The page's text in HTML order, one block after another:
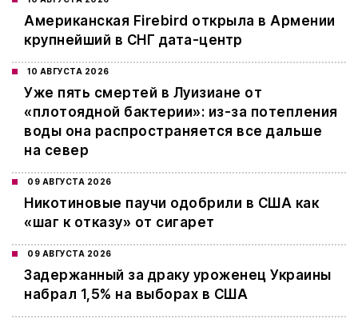
Американская Firebird открыла в Армении
крупнейший в СНГ дата-центр
10 АВГУСТА 2026
Уже пять смертей в Луизиане от
«плотоядной бактерии»: из-за потепления
воды она распространяется все дальше
на север
09 АВГУСТА 2026
Никотиновые паучи одобрили в США как
«шаг к отказу» от сигарет
09 АВГУСТА 2026
Задержанный за драку уроженец Украины
набрал 1,5% на выборах в США